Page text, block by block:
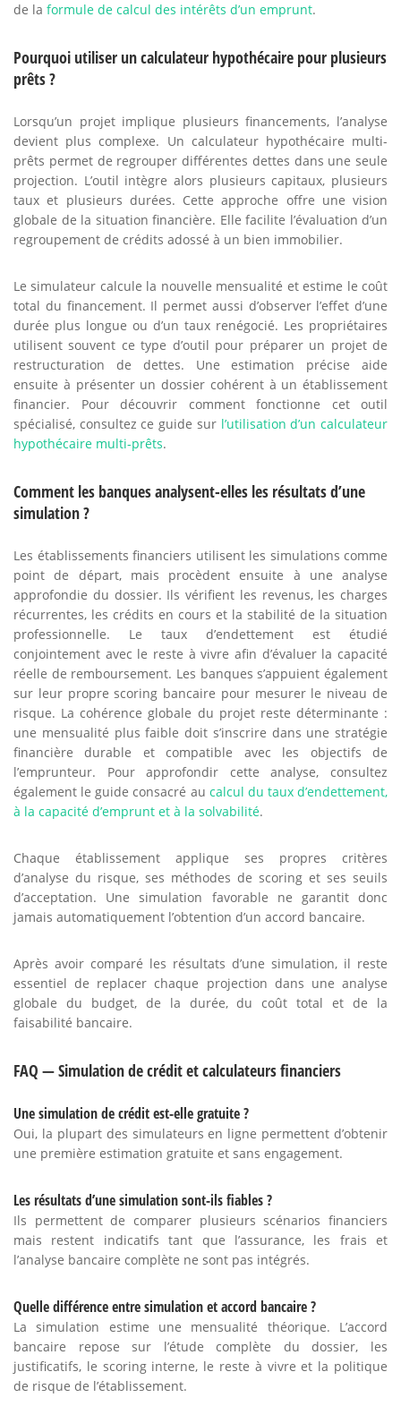
de la formule de calcul des intérêts d’un emprunt.
Pourquoi utiliser un calculateur hypothécaire pour plusieurs
prêts ?
Lorsqu’un projet implique plusieurs financements, l’analyse
devient plus complexe. Un calculateur hypothécaire multi-
prêts permet de regrouper différentes dettes dans une seule
projection. L’outil intègre alors plusieurs capitaux, plusieurs
taux et plusieurs durées. Cette approche offre une vision
globale de la situation financière. Elle facilite l’évaluation d’un
regroupement de crédits adossé à un bien immobilier.
Le simulateur calcule la nouvelle mensualité et estime le coût
total du financement. Il permet aussi d’observer l’effet d’une
durée plus longue ou d’un taux renégocié. Les propriétaires
utilisent souvent ce type d’outil pour préparer un projet de
restructuration de dettes. Une estimation précise aide
ensuite à présenter un dossier cohérent à un établissement
financier. Pour découvrir comment fonctionne cet outil
spécialisé, consultez ce guide sur l’utilisation d’un calculateur
hypothécaire multi-prêts.
Comment les banques analysent-elles les résultats d’une
simulation ?
Les établissements financiers utilisent les simulations comme
point de départ, mais procèdent ensuite à une analyse
approfondie du dossier. Ils vérifient les revenus, les charges
récurrentes, les crédits en cours et la stabilité de la situation
professionnelle. Le taux d’endettement est étudié
conjointement avec le reste à vivre afin d’évaluer la capacité
réelle de remboursement. Les banques s’appuient également
sur leur propre scoring bancaire pour mesurer le niveau de
risque. La cohérence globale du projet reste déterminante :
une mensualité plus faible doit s’inscrire dans une stratégie
financière durable et compatible avec les objectifs de
l’emprunteur. Pour approfondir cette analyse, consultez
également le guide consacré au calcul du taux d’endettement,
à la capacité d’emprunt et à la solvabilité.
Chaque établissement applique ses propres critères
d’analyse du risque, ses méthodes de scoring et ses seuils
d’acceptation. Une simulation favorable ne garantit donc
jamais automatiquement l’obtention d’un accord bancaire.
Après avoir comparé les résultats d’une simulation, il reste
essentiel de replacer chaque projection dans une analyse
globale du budget, de la durée, du coût total et de la
faisabilité bancaire.
FAQ — Simulation de crédit et calculateurs financiers
Une simulation de crédit est-elle gratuite ?
Oui, la plupart des simulateurs en ligne permettent d’obtenir
une première estimation gratuite et sans engagement.
Les résultats d’une simulation sont-ils fiables ?
Ils permettent de comparer plusieurs scénarios financiers
mais restent indicatifs tant que l’assurance, les frais et
l’analyse bancaire complète ne sont pas intégrés.
Quelle différence entre simulation et accord bancaire ?
La simulation estime une mensualité théorique. L’accord
bancaire repose sur l’étude complète du dossier, les
justificatifs, le scoring interne, le reste à vivre et la politique
de risque de l’établissement.